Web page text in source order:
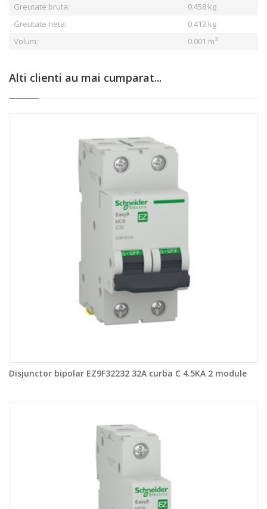
Greutate bruta:
0.458 kg
Greutate neta:
0.413 kg
Volum:
0.001 m3
Alti clienti au mai cumparat...
Disjunctor bipolar EZ9F32232 32A curba C 4.5KA 2 module